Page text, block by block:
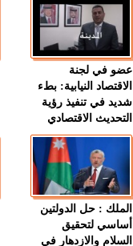
عضو في لجنة
الاقتصاد النيابية: بطء
شديد في تنفيذ رؤية
التحديث الاقتصادي
الملك : حل الدولتين
أساسي لتحقيق
السلام والازدهار في